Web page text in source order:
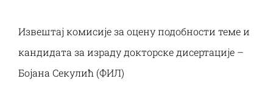
Факултети
Студије и студенти
Извештај комисије за оцену подобности теме и
кандидата за израду докторске дисертације –
Бојана Секулић (ФИЛ)